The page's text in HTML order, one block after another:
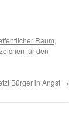
Raum,
für den
Bürger in Angst →